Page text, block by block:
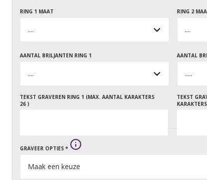
RING 1 MAAT
AANTAL BRILJANTEN RING 1
TEKST GRAVEREN RING 1 (MAX. AANTAL KARAKTERS
26 )
RING 2
AANTAL
TEKST
GRAVEER OPTIES *